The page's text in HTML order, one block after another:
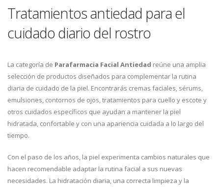
Tratamientos antiedad para el
cuidado diario del rostro
La categoría de Parafarmacia Facial Antiedad reúne una amplia
selección de productos diseñados para complementar la rutina
diaria de cuidado de la piel. Encontrarás cremas faciales, sérums,
emulsiones, contornos de ojos, tratamientos para cuello y escote y
otros cuidados específicos que ayudan a mantener la piel
hidratada, confortable y con una apariencia cuidada a lo largo del
tiempo.
Con el paso de los años, la piel experimenta cambios naturales que
hacen recomendable adaptar la rutina facial a sus nuevas
necesidades. La hidratación diaria, una correcta limpieza y la